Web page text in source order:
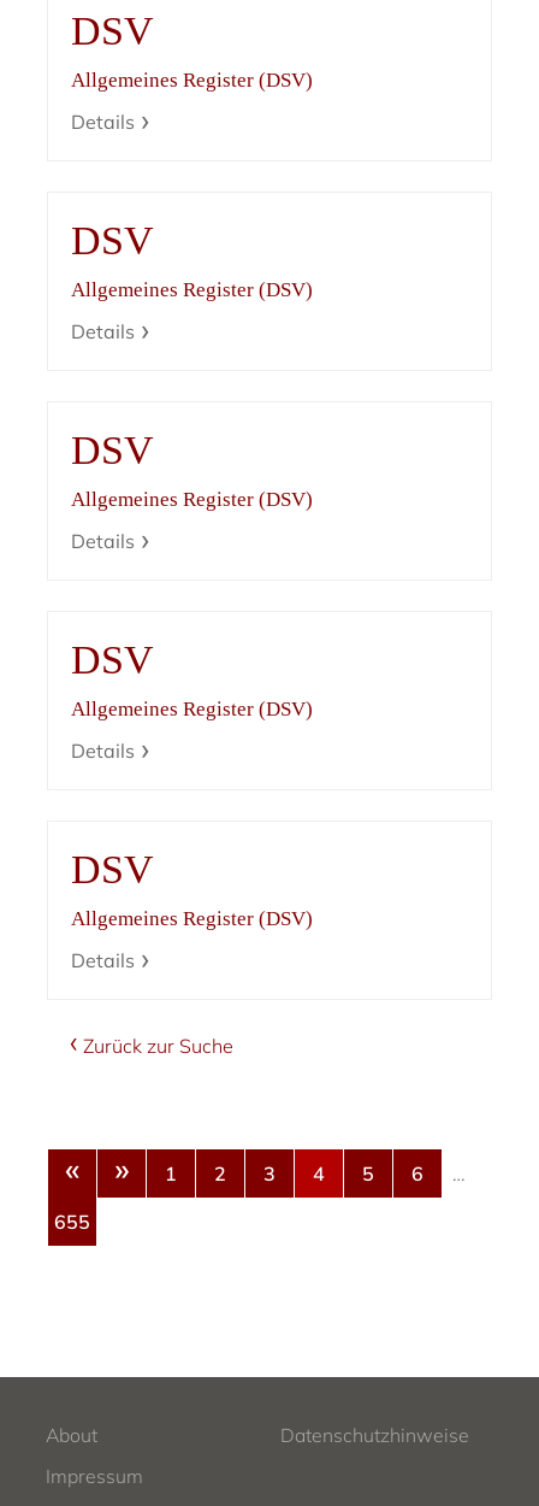
DSV
Allgemeines Register (DSV)
Details
DSV
Allgemeines Register (DSV)
Details
DSV
Allgemeines Register (DSV)
Details
DSV
Allgemeines Register (DSV)
Details
DSV
Allgemeines Register (DSV)
Details
Zurück zur Suche
« » 1 2 3 4 5 6
…
655
About
Datenschutzhinweise
Impressum